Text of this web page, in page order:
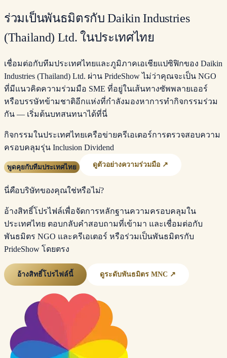
ร่วมเป็นพันธมิตรกับ Daikin Industries
(Thailand) Ltd. ในประเทศไทย
เชื่อมต่อกับทีมประเทศไทยและภูมิภาคเอเชียแปซิฟิกของ Daikin
Industries (Thailand) Ltd. ผ่าน PrideShow ไม่ว่าคุณจะเป็น NGO
ที่มีแนวคิดความร่วมมือ SME ที่อยู่ในเส้นทางซัพพลายเออร์
หรือบรรษัทข้ามชาติอีกแห่งที่กำลังมองหาการทำกิจกรรมร่วม
กัน — เริ่มต้นบทสนทนาได้ที่นี่
กิจกรรมในประเทศไทยเครือข่ายครีเอเตอร์การตรวจสอบความ
ครอบคลุมรุ่น Inclusion Dividend
พูดคุยกับทีมประเทศไทย ดูตัวอย่างความร่วมมือ ↗
นี่คือบริษัทของคุณใช่หรือไม่?
อ้างสิทธิ์โปรไฟล์เพื่อจัดการหลักฐานความครอบคลุมใน
ประเทศไทย ตอบกลับคำสอบถามที่เข้ามา และเชื่อมต่อกับ
พันธมิตร NGO และครีเอเตอร์ หรือร่วมเป็นพันธมิตรกับ
PrideShow โดยตรง
อ้างสิทธิ์โปรไฟล์นี้ ดูระดับพันธมิตร MNC ↗